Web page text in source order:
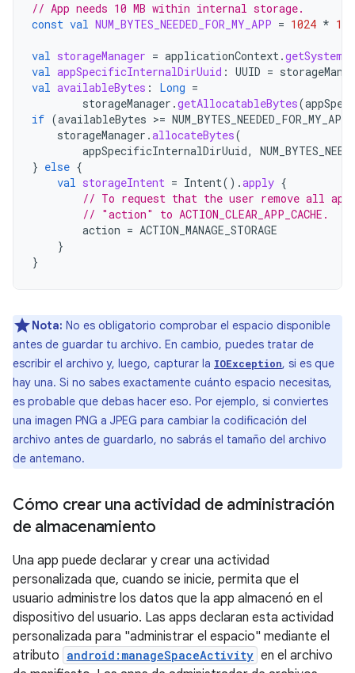
// App needs 10 MB within internal storage.
const val NUM_BYTES_NEEDED_FOR_MY_APP = 1024 *
val storageManager = applicationContext.
val appSpecificInternalDirUuid : UUID =
val availableBytes : Long =
storageManager .getAllocatableBytes(
if (availableBytes >= NUM_BYTES_NEEDED_FOR_MY_APP
storageManager .allocateBytes(
appSpecificInternalDirUuid,
} else {
val storageIntent = Intent().apply {
// To request that the user remove all
// "action" to ACTION_CLEAR_APP_CACHE.
action = ACTION_MANAGE_STORAGE
}
}
Nota: No es obligatorio comprobar el espacio disponible
antes de guardar tu archivo. En cambio, puedes tratar de
escribir el archivo y, luego, capturar la IOException, si es que
hay una. Si no sabes exactamente cuánto espacio necesitas,
es probable que debas hacer eso. Por ejemplo, si conviertes
una imagen PNG a JPEG para cambiar la codificación del
archivo antes de guardarlo, no sabrás el tamaño del archivo
de antemano.
Cómo crear una actividad de administración
de almacenamiento
Una app puede declarar y crear una actividad
personalizada que, cuando se inicie, permita que el
usuario administre los datos que la app almacenó en el
dispositivo del usuario. Las apps declaran esta actividad
personalizada para "administrar el espacio" mediante el
atributo android:manageSpaceActivity en el archivo